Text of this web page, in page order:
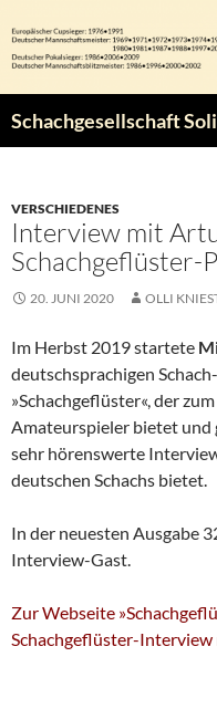
Inhalt
springen
Schachgesellschaft
VERSCHIEDENES
Interview mit
Schachgeflüster-
20. JUNI 2020 OLLI
Im Herbst 2019 startete
deutschsprachigen
»Schachgeflüster«, der
Amateurspieler bietet und
sehr hörenswerte
deutschen Schachs bietet.
In der neuesten Ausgabe
Interview-Gast.
Zur Webseite
Schachgeflüster-